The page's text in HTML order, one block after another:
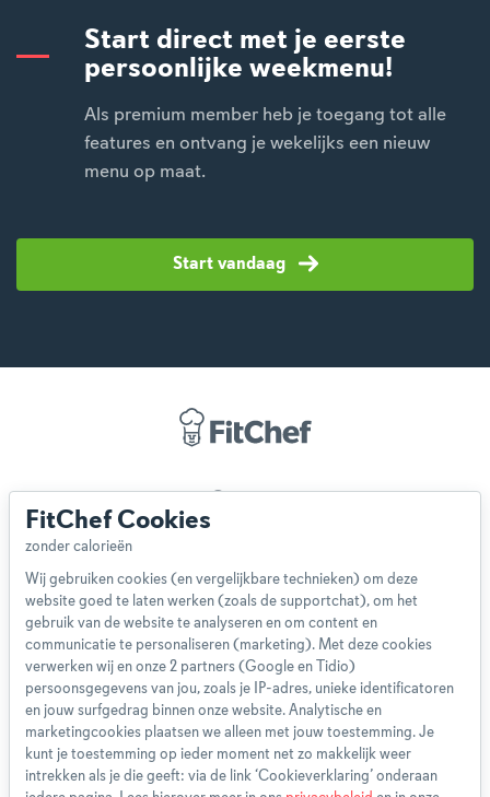
Start direct met je eerste
persoonlijke weekmenu!
Als premium member heb je toegang tot alle
features en ontvang je wekelijks een nieuw
menu op maat.
Start vandaag
Over ons
Blog
Disclaimer
Gebruikersvoorwaarden
Methodologie
Privacybeleid
Cookieverklaring
Betaalmethoden
Klachtenprocedure
FitChef Cookies
Wij gebruiken cookies (en vergelijkbare technieken) om deze
website goed te laten werken (zoals de supportchat), om het
gebruik van de website te analyseren en om content en
communicatie te personaliseren (marketing). Met deze cookies
verwerken wij en onze 2 partners (Google en Tidio)
persoonsgegevens van jou, zoals je IP-adres, unieke identificatoren
en jouw surfgedrag binnen onze website. Analytische en
marketingcookies plaatsen we alleen met jouw toestemming. Je
kunt je toestemming op ieder moment net zo makkelijk weer
intrekken als je die geeft: via de link ‘Cookieverklaring’ onderaan